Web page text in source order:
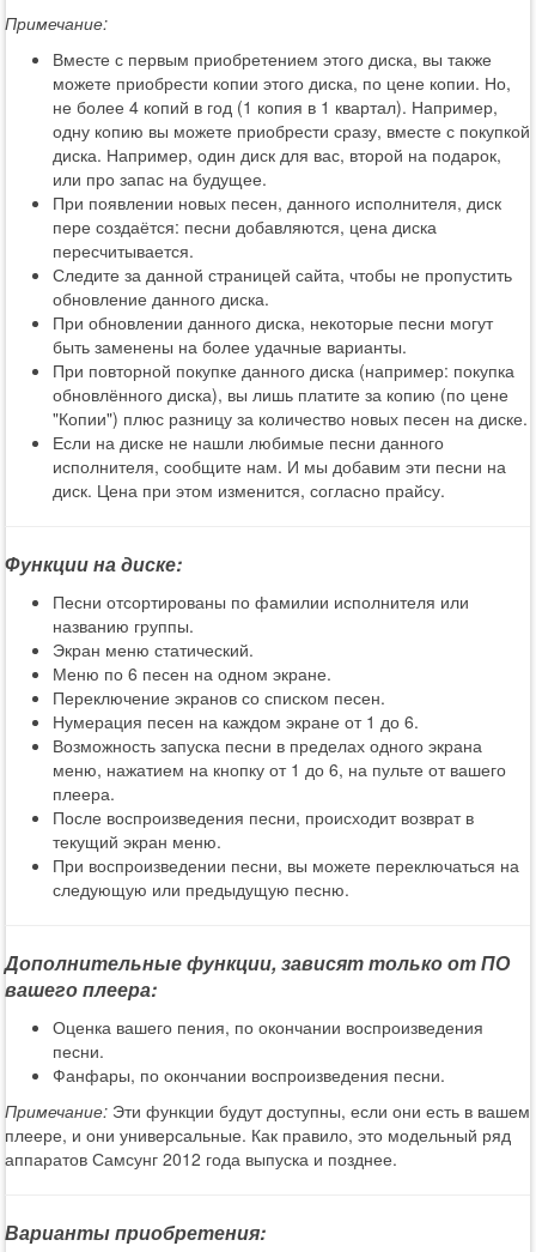
Примечание:
Вместе с первым приобретением этого диска, вы также
можете приобрести копии этого диска, по цене копии. Но,
не более 4 копий в год (1 копия в 1 квартал). Например,
одну копию вы можете приобрести сразу, вместе с покупкой
диска. Например, один диск для вас, второй на подарок,
или про запас на будущее.
При появлении новых песен, данного исполнителя, диск
пере создаётся: песни добавляются, цена диска
пересчитывается.
Следите за данной страницей сайта, чтобы не пропустить
обновление данного диска.
При обновлении данного диска, некоторые песни могут
быть заменены на более удачные варианты.
При повторной покупке данного диска (например: покупка
обновлённого диска), вы лишь платите за копию (по цене
"Копии") плюс разницу за количество новых песен на диске.
Если на диске не нашли любимые песни данного
исполнителя, сообщите нам. И мы добавим эти песни на
диск. Цена при этом изменится, согласно прайсу.
Функции на диске:
Песни отсортированы по фамилии исполнителя или
названию группы.
Экран меню статический.
Меню по 6 песен на одном экране.
Переключение экранов со списком песен.
Нумерация песен на каждом экране от 1 до 6.
Возможность запуска песни в пределах одного экрана
меню, нажатием на кнопку от 1 до 6, на пульте от вашего
плеера.
После воспроизведения песни, происходит возврат в
текущий экран меню.
При воспроизведении песни, вы можете переключаться на
следующую или предыдущую песню.
Дополнительные функции, зависят только от ПО
вашего плеера:
Оценка вашего пения, по окончании воспроизведения
песни.
Фанфары, по окончании воспроизведения песни.
Примечание: Эти функции будут доступны, если они есть в вашем
плеере, и они универсальные. Как правило, это модельный ряд
аппаратов Самсунг 2012 года выпуска и позднее.
Варианты приобретения: